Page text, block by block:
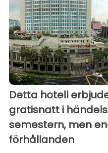
Detta hotell
gratisnatt i
semestern, men
förhållanden